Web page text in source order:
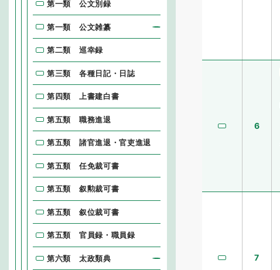
6
7
第一類 公文別録
第一類 公文雑纂
第二類 巡幸録
第三類 各種日記・日誌
第四類 上書建白書
第五類 職務進退
第五類 諸官進退・官吏進退
第五類 任免裁可書
第五類 叙勲裁可書
第五類 叙位裁可書
第五類 官員録・職員録
第六類 太政類典